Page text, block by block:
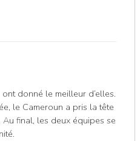
donné le meilleur d’elles.
le Cameroun a pris la tête
final, les deux équipes se